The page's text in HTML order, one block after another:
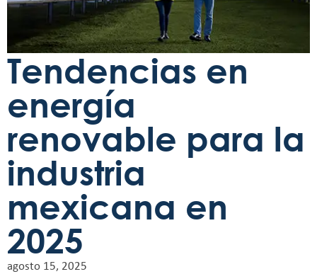
Tendencias en
energía
renovable para la
industria
mexicana en
2025
agosto 15, 2025